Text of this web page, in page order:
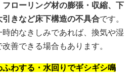
フローリング材の膨張・収縮、下
きなど床下構造の不具合です。
的なきしみであれば、換気や湿
善できる場合もあります。
ふわする・水回りでギシギシ鳴